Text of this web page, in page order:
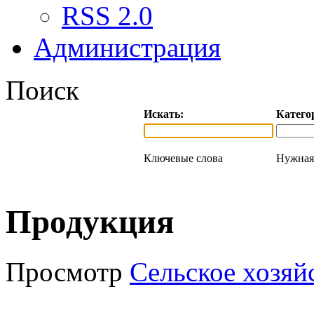
RSS 2.0
Администрация
Поиск
Искать:
Ключевые слова Нужная
Продукция
Просмотр Сельское